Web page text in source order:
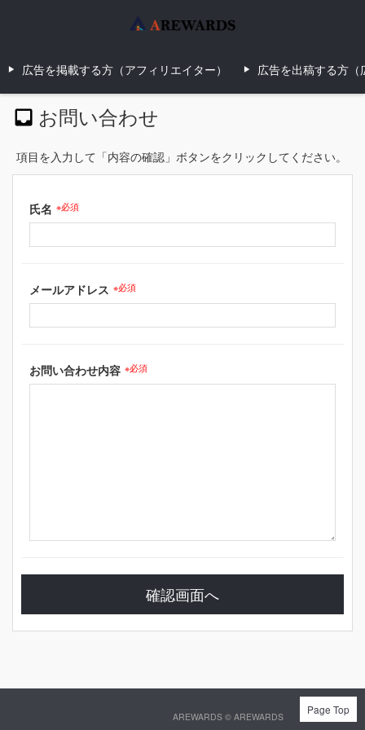
広告を掲載する方（アフィリエイター） 広告を出稿する方（
お問い合わせ
項目を入力して「内容の確認」ボタンをクリックしてください。
氏名 ※必須
メールアドレス ※必須
お問い合わせ内容 ※必須
Page Top
AREWARDS © AREWARDS